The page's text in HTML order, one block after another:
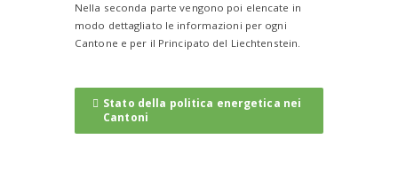
Nella seconda parte vengono poi elencate in
modo dettagliato le informazioni per ogni
Cantone e per il Principato del Liechtenstein.
Stato della politica energetica nei
Cantoni